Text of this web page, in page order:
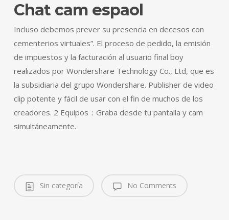
Chat cam espaol
Incluso debemos prever su presencia en decesos con
cementerios virtuales”. El proceso de pedido, la emisión
de impuestos y la facturación al usuario final boy
realizados por Wondershare Technology Co., Ltd, que es
la subsidiaria del grupo Wondershare. Publisher de video
clip potente y fácil de usar con el fin de muchos de los
creadores. 2 Equipos：Graba desde tu pantalla y cam
simultáneamente.
Sin categoría No Comments